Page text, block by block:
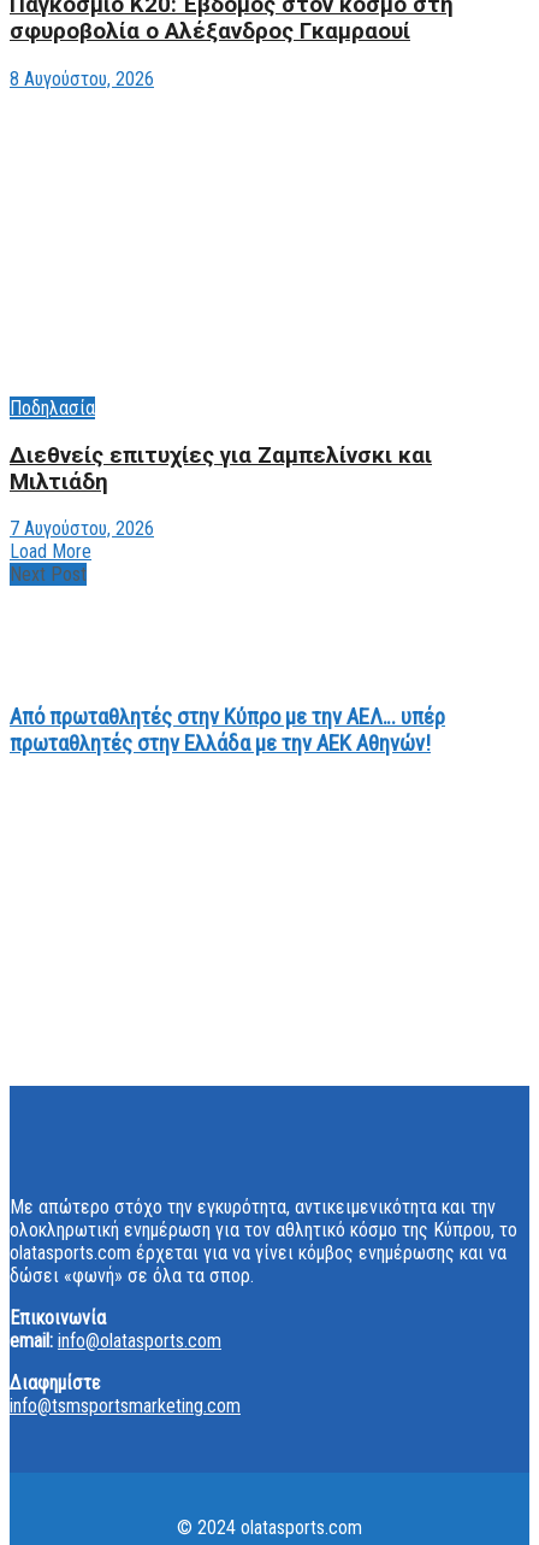
σφυροβολία ο Αλέξανδρος Γκαμραουί
8 Αυγούστου, 2026
Ποδηλασία
Διεθνείς επιτυχίες για Ζαμπελίνσκι και
Μιλτιάδη
7 Αυγούστου, 2026
Load More
Next Post
Από πρωταθλητές στην Κύπρο με την ΑΕΛ… υπέρ
πρωταθλητές στην Ελλάδα με την ΑΕΚ Αθηνών!
Με απώτερο στόχο την εγκυρότητα, αντικειμενικότητα και την
ολοκληρωτική ενημέρωση για τον αθλητικό κόσμο της Κύπρου, το
olatasports.com έρχεται για να γίνει κόμβος ενημέρωσης και να
δώσει «φωνή» σε όλα τα σπορ.
Επικοινωνία
email: info@olatasports.com
Διαφημίστε
info@tsmsportsmarketing.com
© 2024 olatasports.com